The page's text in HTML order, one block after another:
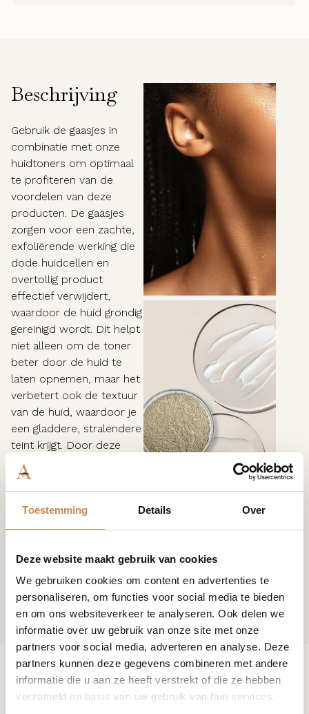
Toestemming Details Over
Deze website maakt gebruik van cookies
We gebruiken cookies om content en advertenties te
personaliseren, om functies voor social media te bieden
en om ons websiteverkeer te analyseren. Ook delen we
informatie over uw gebruik van onze site met onze
partners voor social media, adverteren en analyse. Deze
partners kunnen deze gegevens combineren met andere
informatie die u aan ze heeft verstrekt of die ze hebben
verzameld op basis van uw gebruik van hun services.
Beschrijving
Gebruik de gaasjes in
combinatie met onze
huidtoners om optimaal
te profiteren van de
voordelen van deze
producten. De gaasjes
zorgen voor een zachte,
exfoliërende werking die
dode huidcellen en
overtollig product
effectief verwijdert,
waardoor de huid grondig
gereinigd wordt. Dit helpt
niet alleen om de toner
beter door de huid te
laten opnemen, maar het
verbetert ook de textuur
van de huid, waardoor je
een gladdere, stralendere
teint krijgt. Door deze
extra stap in je routine
toe te voegen,
maximaliseer je de
effectiviteit van je
huidverzorging en zorg je
gevoel.